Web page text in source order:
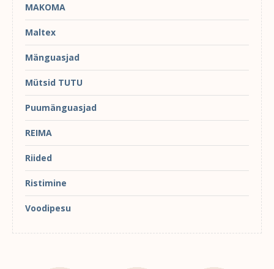
MAKOMA
Maltex
Mänguasjad
Mütsid TUTU
Puumänguasjad
REIMA
Riided
Ristimine
Voodipesu